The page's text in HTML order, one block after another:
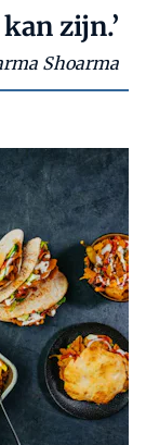
zijn.’
Shoarma